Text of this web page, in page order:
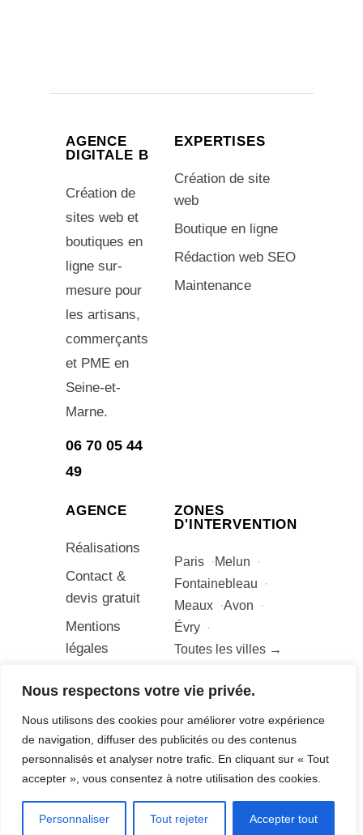
Nous respectons votre vie privée.
Nous utilisons des cookies pour améliorer votre expérience
de navigation, diffuser des publicités ou des contenus
personnalisés et analyser notre trafic. En cliquant sur « Tout
accepter », vous consentez à notre utilisation des cookies.
Personnaliser Tout rejeter Accepter tout
AGENCE
DIGITALE B
Création de
sites web et
boutiques en
ligne sur-
mesure pour
les artisans,
commerçants
et PME en
Seine-et-
Marne.
06 70 05 44
49
EXPERTISES
Création de site
web
Boutique en ligne
Rédaction web SEO
Maintenance
AGENCE
Réalisations
Contact &
devis gratuit
Mentions
légales
ZONES
D'INTERVENTION
Paris
Melun
Fontainebleau
Meaux
Avon
Évry
Toutes les villes →
© Adrien Bonetto – Agence Digitale B –
Tous droits réservés
Mentions légales